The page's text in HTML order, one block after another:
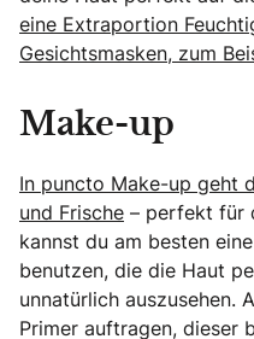
eine Extraportion
Gesichtsmasken, zum
Make-up
In puncto Make-up geht
und Frische – perfekt für
kannst du am besten
benutzen, die die Haut
unnatürlich auszusehen.
Primer auftragen, dieser